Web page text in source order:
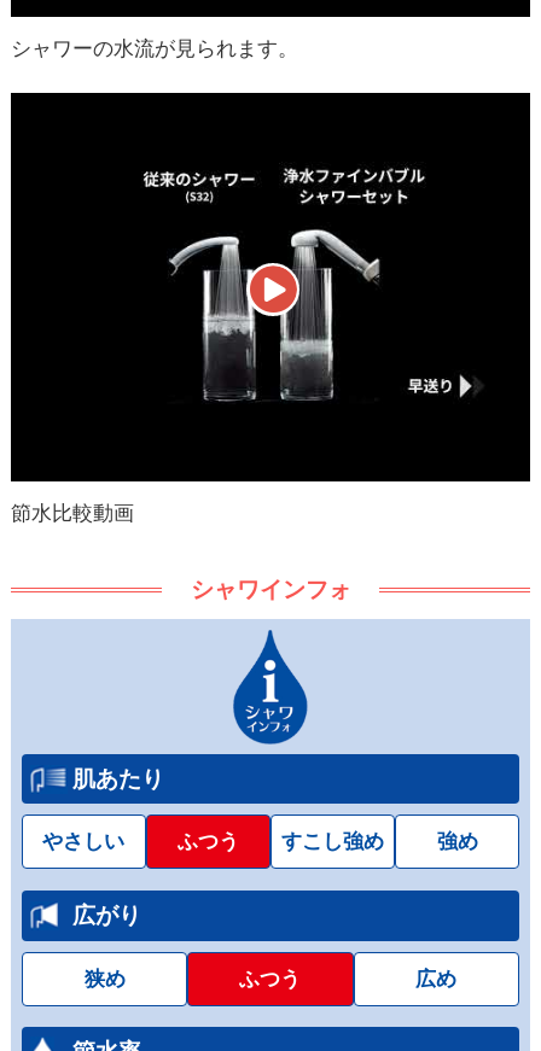
シャワーの水流が見られます。
節水比較動画
シャワインフォ
肌あたり
やさしい ふつう すこし強め 強め
広がり
狭め ふつう 広め